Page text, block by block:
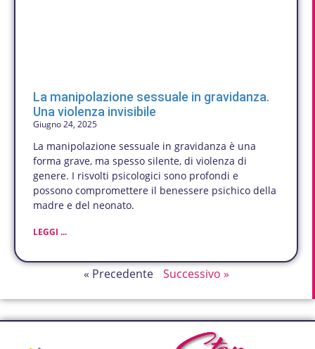
La manipolazione sessuale in gravidanza.
Una violenza invisibile
Giugno 24, 2025
La manipolazione sessuale in gravidanza è una
forma grave, ma spesso silente, di violenza di
genere. I risvolti psicologici sono profondi e
possono compromettere il benessere psichico della
madre e del neonato.
LEGGI ...
« Precedente Successivo »